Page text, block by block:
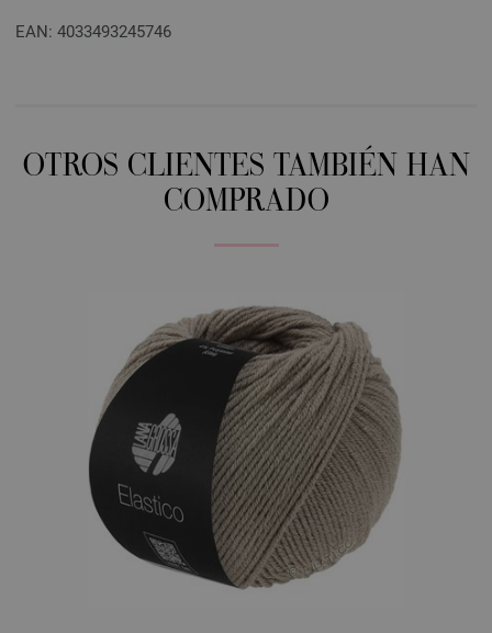
EAN: 4033493245746
OTROS CLIENTES TAMBIÉN HAN
COMPRADO